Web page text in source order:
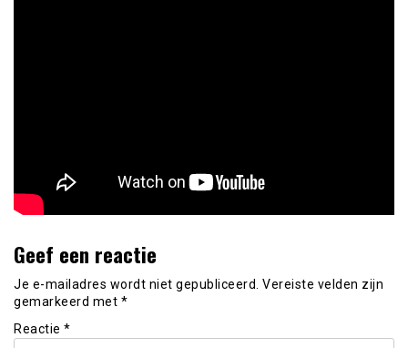
Geef een reactie
Je e-mailadres wordt niet gepubliceerd. Vereiste velden zijn
gemarkeerd met *
Reactie *